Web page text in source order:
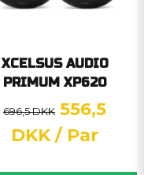
XCELSUS AUDIO
PRIMUM XP620
696,5 DKK 556,5
DKK / Par